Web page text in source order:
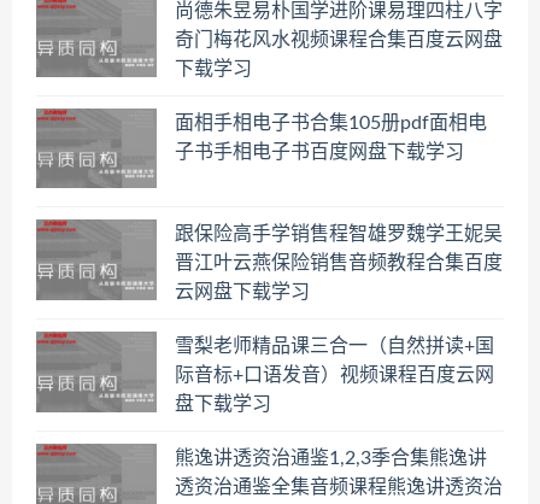
尚德朱昱易朴国学进阶课易理四柱八字
奇门梅花风水视频课程合集百度云网盘
下载学习
面相手相电子书合集105册pdf面相电
子书手相电子书百度网盘下载学习
跟保险高手学销售程智雄罗魏学王妮吴
晋江叶云燕保险销售音频教程合集百度
云网盘下载学习
雪梨老师精品课三合一（自然拼读+国
际音标+口语发音）视频课程百度云网
盘下载学习
熊逸讲透资治通鉴1,2,3季合集熊逸讲
透资治通鉴全集音频课程熊逸讲透资治